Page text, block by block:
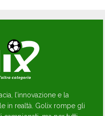
l’innovazione e la
in realtà. Golix rompe gli